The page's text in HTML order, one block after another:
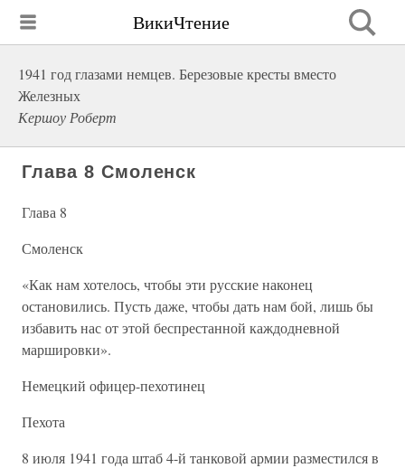
ВикиЧтение
1941 год глазами немцев. Березовые кресты вместо
Железных
Кершоу Роберт
Глава 8 Смоленск
Глава 8
Смоленск
«Как нам хотелось, чтобы эти русские наконец
остановились. Пусть даже, чтобы дать нам бой, лишь бы
избавить нас от этой беспрестанной каждодневной
маршировки».
Немецкий офицер-пехотинец
Пехота
8 июля 1941 года штаб 4-й танковой армии разместился в